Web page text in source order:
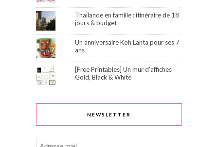
Thaïlande en famille : itinéraire de 18
jours & budget
Un anniversaire Koh Lanta pour ses 7
ans
[Free Printables] Un mur d'affiches
Gold, Black & White
NEWSLETTER
Adresse